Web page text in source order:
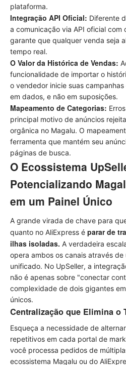
plataforma.
Integração API Oficial: Diferente
a comunicação via API oficial com
garante que qualquer venda seja
tempo real.
O Valor da Histórica de Vendas:
funcionalidade de importar o
o vendedor inicie suas
em dados, e não em suposições.
Mapeamento de Categorias:
principal motivo de anúncios
orgânica no Magalu. O
ferramenta que mantém seu
páginas de busca.
O Ecossistema
Potencializando
em um Painel Único
A grande virada de chave para
quanto no AliExpress é parar de
ilhas isoladas. A verdadeira
opera ambos os canais através
unificado. No UpSeller, a
não é apenas sobre "conectar
complexidade de dois gigantes
únicos.
Centralização que Elimina o
Esqueça a necessidade de
repetitivos em cada portal de
você processa pedidos de
ecossistema Magalu ou do